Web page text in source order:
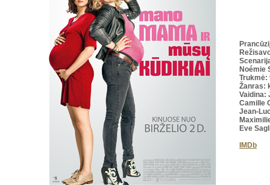
Noémie
Trukmė:
Žanras:
Vaidina:
Camille
Jean-
Eve
IMDb